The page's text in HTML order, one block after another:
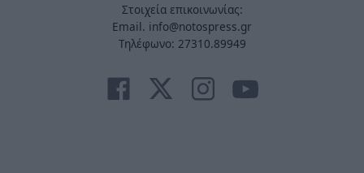
Στοιχεία επικοινωνίας:
Email. info@notospress.gr
Τηλέφωνο: 27310.89949